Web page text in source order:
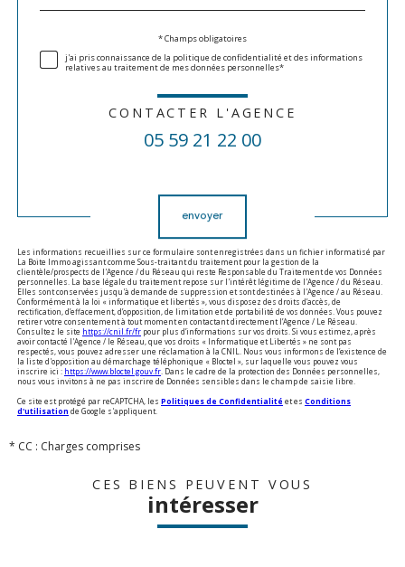
* Champs obligatoires
j'ai pris connaissance de la politique de confidentialité et des informations
relatives au traitement de mes données personnelles*
CONTACTER L'AGENCE
05 59 21 22 00
envoyer
Les informations recueillies sur ce formulaire sont enregistrées dans un fichier informatisé par
La Boite Immo agissant comme Sous-traitant du traitement pour la gestion de la
clientèle/prospects de l'Agence / du Réseau qui reste Responsable du Traitement de vos Données
personnelles. La base légale du traitement repose sur l'intérêt légitime de l'Agence / du Réseau.
Elles sont conservées jusqu'à demande de suppression et sont destinées à l'Agence / au Réseau.
Conformément à la loi « informatique et libertés », vous disposez des droits d’accès, de
rectification, d’effacement, d’opposition, de limitation et de portabilité de vos données. Vous pouvez
retirer votre consentement à tout moment en contactant directement l’Agence / Le Réseau.
Consultez le site https://cnil.fr/fr pour plus d’informations sur vos droits. Si vous estimez, après
avoir contacté l'Agence / le Réseau, que vos droits « Informatique et Libertés » ne sont pas
respectés, vous pouvez adresser une réclamation à la CNIL. Nous vous informons de l’existence de
la liste d'opposition au démarchage téléphonique « Bloctel », sur laquelle vous pouvez vous
inscrire ici : https://www.bloctel.gouv.fr. Dans le cadre de la protection des Données personnelles,
nous vous invitons à ne pas inscrire de Données sensibles dans le champ de saisie libre.
Ce site est protégé par reCAPTCHA, les Politiques de Confidentialité et es Conditions
d'utilisation de Google s'appliquent.
* CC : Charges comprises
CES BIENS PEUVENT VOUS
intéresser